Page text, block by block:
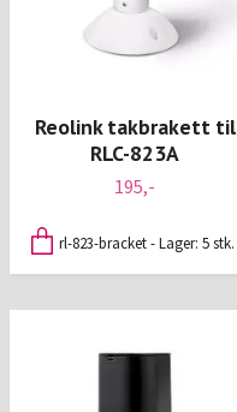
Reolink takbrakett til
RLC-823A
195,-
rl-823-bracket - Lager: 5 stk.